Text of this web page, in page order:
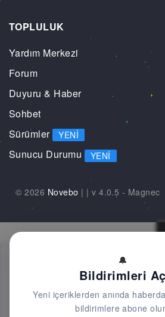
TOPLULUK
Yardım Merkezi
Forum
Duyuru & Haber
Sohbet
Sürümler YENI
Sunucu Durumu YENI
© 2026 Novebo | | v 4.0.5 - Magnec
🔔
Bildirimleri Aç
Yeni içeriklerden anında
bildirimlere abone